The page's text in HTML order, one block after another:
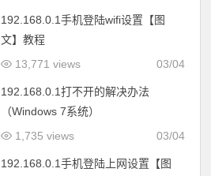
192.168.0.1手机登陆wifi设置【图
文】教程
03/04
13,771 views
192.168.0.1打不开的解决办法
（Windows 7系统）
03/04
1,735 views
192.168.0.1手机登陆上网设置【图